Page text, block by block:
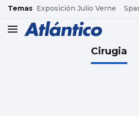
common.go-to-content
Temas Exposición Julio Verne
header.menu.open
Cirugia